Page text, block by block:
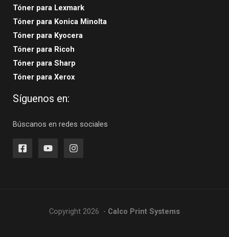
Tóner para Lexmark
Tóner para Konica Minolta
Tóner para Kyocera
Tóner para Ricoh
Tóner para Sharp
Tóner para Xerox
Síguenos en:
Búscanos en redes sociales
Copyright 2026 - Calco Print Systems